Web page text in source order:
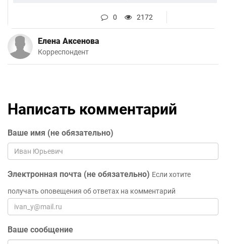
0 2172
Елена Аксенова
Корреспондент
Написать комментарий
Ваше имя (не обязательно)
Электронная почта (не обязательно) Если хотите
получать оповещения об ответах на комментарий
Ваше сообщение